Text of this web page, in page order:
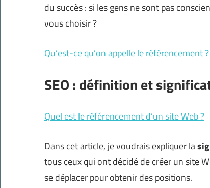
du succès : si les gens ne sont pas
vous choisir ?
Qu’est-ce qu’on appelle le référencement ?
SEO : définition et
Quel est le référencement d’un site Web ?
Dans cet article, je voudrais expliquer la
tous ceux qui ont décidé de créer un site
se déplacer pour obtenir des positions.